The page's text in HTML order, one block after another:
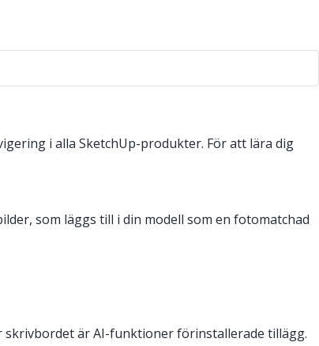
i alla SketchUp-produkter. För att lära dig
som läggs till i din modell som en fotomatchad
skrivbordet är AI-funktioner förinstallerade tillägg.